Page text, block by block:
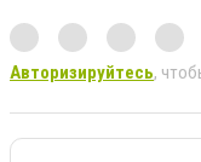
Авторизируйтесь,